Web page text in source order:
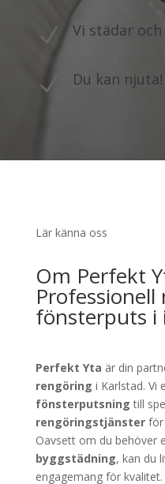
N Vi städar
N Du kan njuta!
Lär känna oss
Om Perfekt
fönsterputs i
Perfekt Yta är din
rengöring i Karlstad. Vi
fönsterputsning till
rengöringstjänsterför
Oavsett om du behöver
byggstädning, kan du
engagemang för kvalitet.